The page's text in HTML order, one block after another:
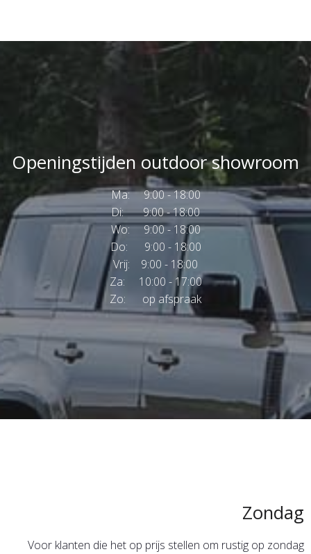
Openingstijden outdoor showroom
Ma: 9:00 - 18:00
Di: 9:00 - 18:00
Wo: 9:00 - 18:00
Do: 9:00 - 18:00
Vrij: 9:00 - 18:00
Za: 10:00 - 17:00
Zo: op afspraak
Zondag
Voor klanten die het op prijs stellen om rustig op zondag